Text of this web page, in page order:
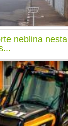
neblina nesta